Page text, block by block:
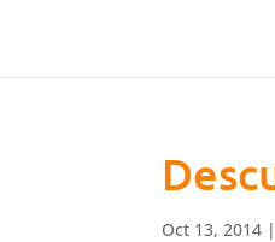
Oct 13, 2014 |